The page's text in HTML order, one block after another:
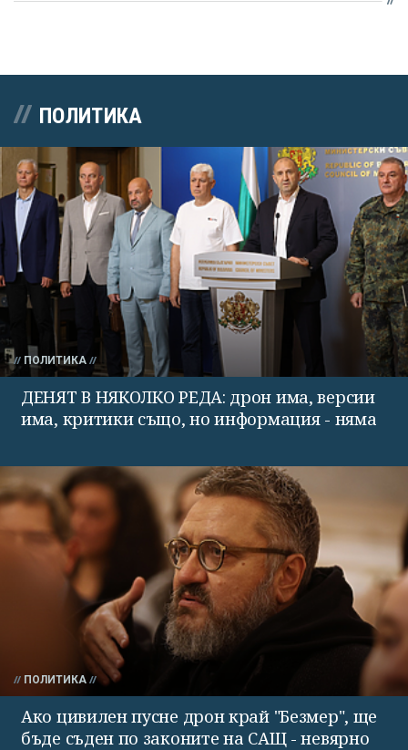
ПОЛИТИКА
ПОЛИТИКА
ДЕНЯТ В НЯКОЛКО РЕДА: дрон има, версии
има, критики също, но информация - няма
ПОЛИТИКА
Ако цивилен пусне дрон край "Безмер", ще
бъде съден по законите на САЩ - невярно